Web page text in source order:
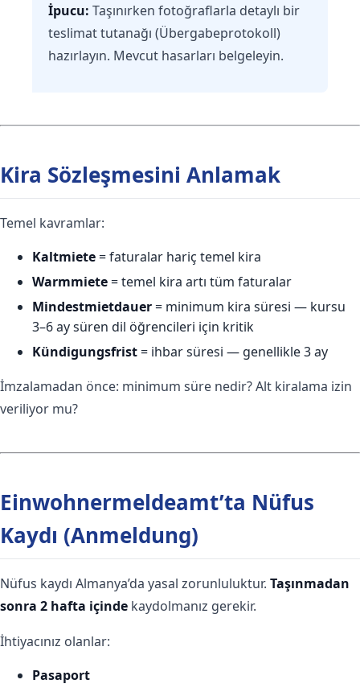
İpucu: Taşınırken fotoğraflarla detaylı bir
teslimat tutanağı (Übergabeprotokoll)
hazırlayın. Mevcut hasarları belgeleyin.
Kira Sözleşmesini Anlamak
Temel kavramlar:
Kaltmiete= faturalar hariç temel kira
Warmmiete= temel kira artı tüm faturalar
Mindestmietdauer= minimum kira süresi — kursu
3–6 ay süren dil öğrencileri için kritik
Kündigungsfrist= ihbar süresi — genellikle 3 ay
İmzalamadan önce: minimum süre nedir? Alt kiralama izin
veriliyor mu?
Einwohnermeldeamt’ta Nüfus
Kaydı (Anmeldung)
Nüfus kaydı Almanya’da yasal zorunluluktur. Taşınmadan
sonra 2 hafta içinde kaydolmanız gerekir.
İhtiyacınız olanlar:
Pasaport